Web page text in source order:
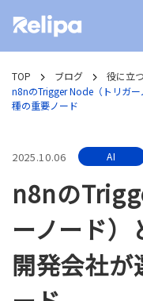
TOP ブログ 役に立
n8nのTrigger Node（トリガ
種の重要ノード
2025.10.06 AI
n8nの
ーノード）
開発会社が